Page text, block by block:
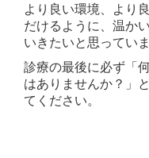
より良い環境、より
だけるように、温か
いきたいと思っていま
診療の最後に必ず「
はありませんか？」
てください。